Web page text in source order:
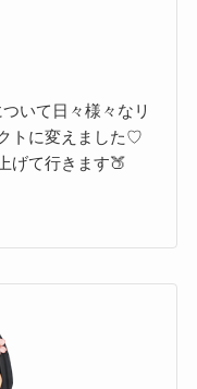
いて日々様々なリ
トに変えました♡
げて行きます🍑